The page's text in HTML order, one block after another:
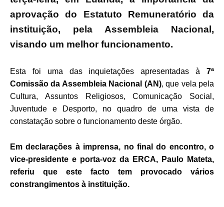
aprovação do Estatuto Remuneratório da
instituição, pela Assembleia Nacional,
visando um melhor funcionamento.
Esta foi uma das inquietações apresentadas à 7ª
Comissão da Assembleia Nacional (AN), que vela pela
Cultura, Assuntos Religiosos, Comunicação Social,
Juventude e Desporto, no quadro de uma vista de
constatação sobre o funcionamento deste órgão.
Em declarações à imprensa, no final do encontro, o
vice-presidente e porta-voz da ERCA, Paulo Mateta,
referiu que este facto tem provocado vários
constrangimentos à instituição.